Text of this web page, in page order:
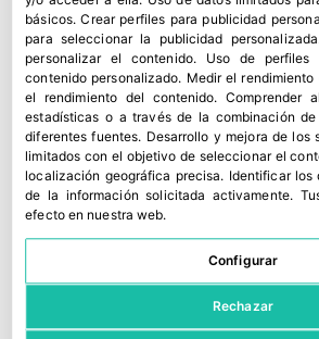
28 marzo, 2022
básicos.Crear perfiles para publicidad
para seleccionar la publicidad personalizada
personalizar el contenido. Uso de perfiles
contenido personalizado. Medir el
el rendimiento del contenido.Comprender
estadísticas o a través de la combinación
diferentes fuentes. Desarrollo y mejora de los
limitados con el objetivo de seleccionar el
localización geográfica precisa. Identificar los
de la información solicitada activamente.
efecto en nuestra web.
Configurar
Rechazar